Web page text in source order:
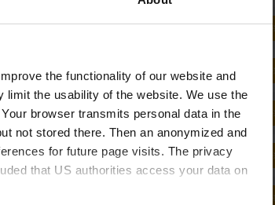
the functionality of our website and
the usability of the website. We use the
browser transmits personal data in the
not stored there. Then an anonymized and
for future page visits. The privacy
that US authorities access your data on
2 19,70 € COMPRAR
2 19,90 € COMPRAR
2 19,50 € COMPRAR
2 19,90 € COMPRAR